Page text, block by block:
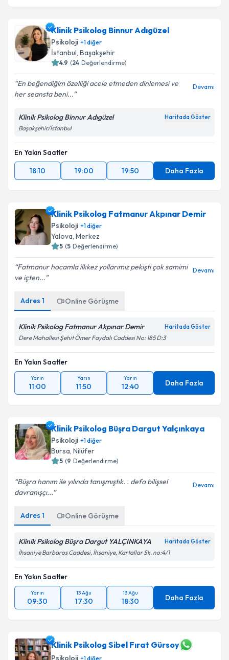
Klinik Psikolog Binnur Adıgüzel
Psikoloji +1diğer
İstanbul, Başakşehir
4.9 (24 Değerlendirme)
En beğendiğim özelliği acele etmeden dinlemesi ve
her seansta beni...
Devamı
Klinik Psikolog Binnur Adıgüzel Haritada Göster
Başakşehir/İstanbul
En Yakın Saatler
18:10
19:00 19:50 Daha Fazla
Klinik Psikolog Fatmanur Akpınar Demir
Psikoloji +1diğer
Yalova, Merkez
5 (5 Değerlendirme)
Fatmanur hocamla ilkkez yollarımız pekişti çok samimi
ve içten...
Devamı
Adres 1 Online Görüşme
Klinik Psikolog Fatmanur Akpınar Demir Haritada Göster
Dere Mahallesi Şehit Ömer Faydalı Caddesi No: 185 D:3
En Yakın Saatler
Yarın
11:00
Yarın
11:50
Yarın
12:40 Daha Fazla
Klinik Psikolog Büşra Dargut Yalçınkaya
Psikoloji +1diğer
Bursa, Nilüfer
5 (9 Değerlendirme)
Büşra hanım ile yılında tanışmıştık. . defa bilişsel
davranışçı...
Devamı
Adres 1 Online Görüşme
Klinik Psikolog Büşra Dargut YALÇINKAYA Haritada Göster
İhsaniye Barbaros Caddesi, İhsaniye, Kartallar Sk. no:4/1
En Yakın Saatler
Yarın
09:30
13 Ağu
17:30
13 Ağu
18:30 Daha Fazla
Klinik Psikolog Sibel Fırat Gürsoy
Psikoloji +1diğer